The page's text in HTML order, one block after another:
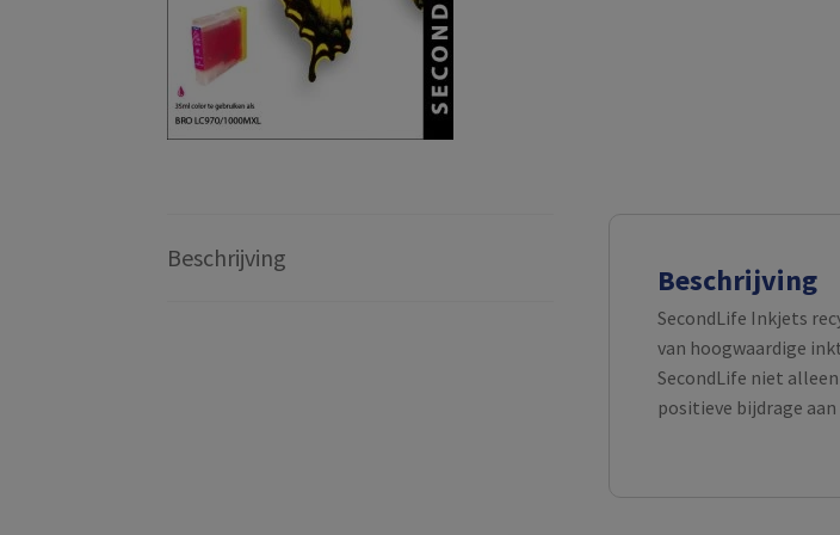
Beschrijving
Beschrijving
SecondLife Inkjets
van hoogwaardige
SecondLife niet
positieve bijdrage